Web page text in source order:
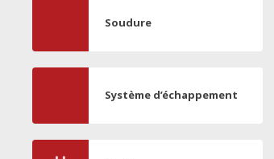
Soudure
Système d’échappement